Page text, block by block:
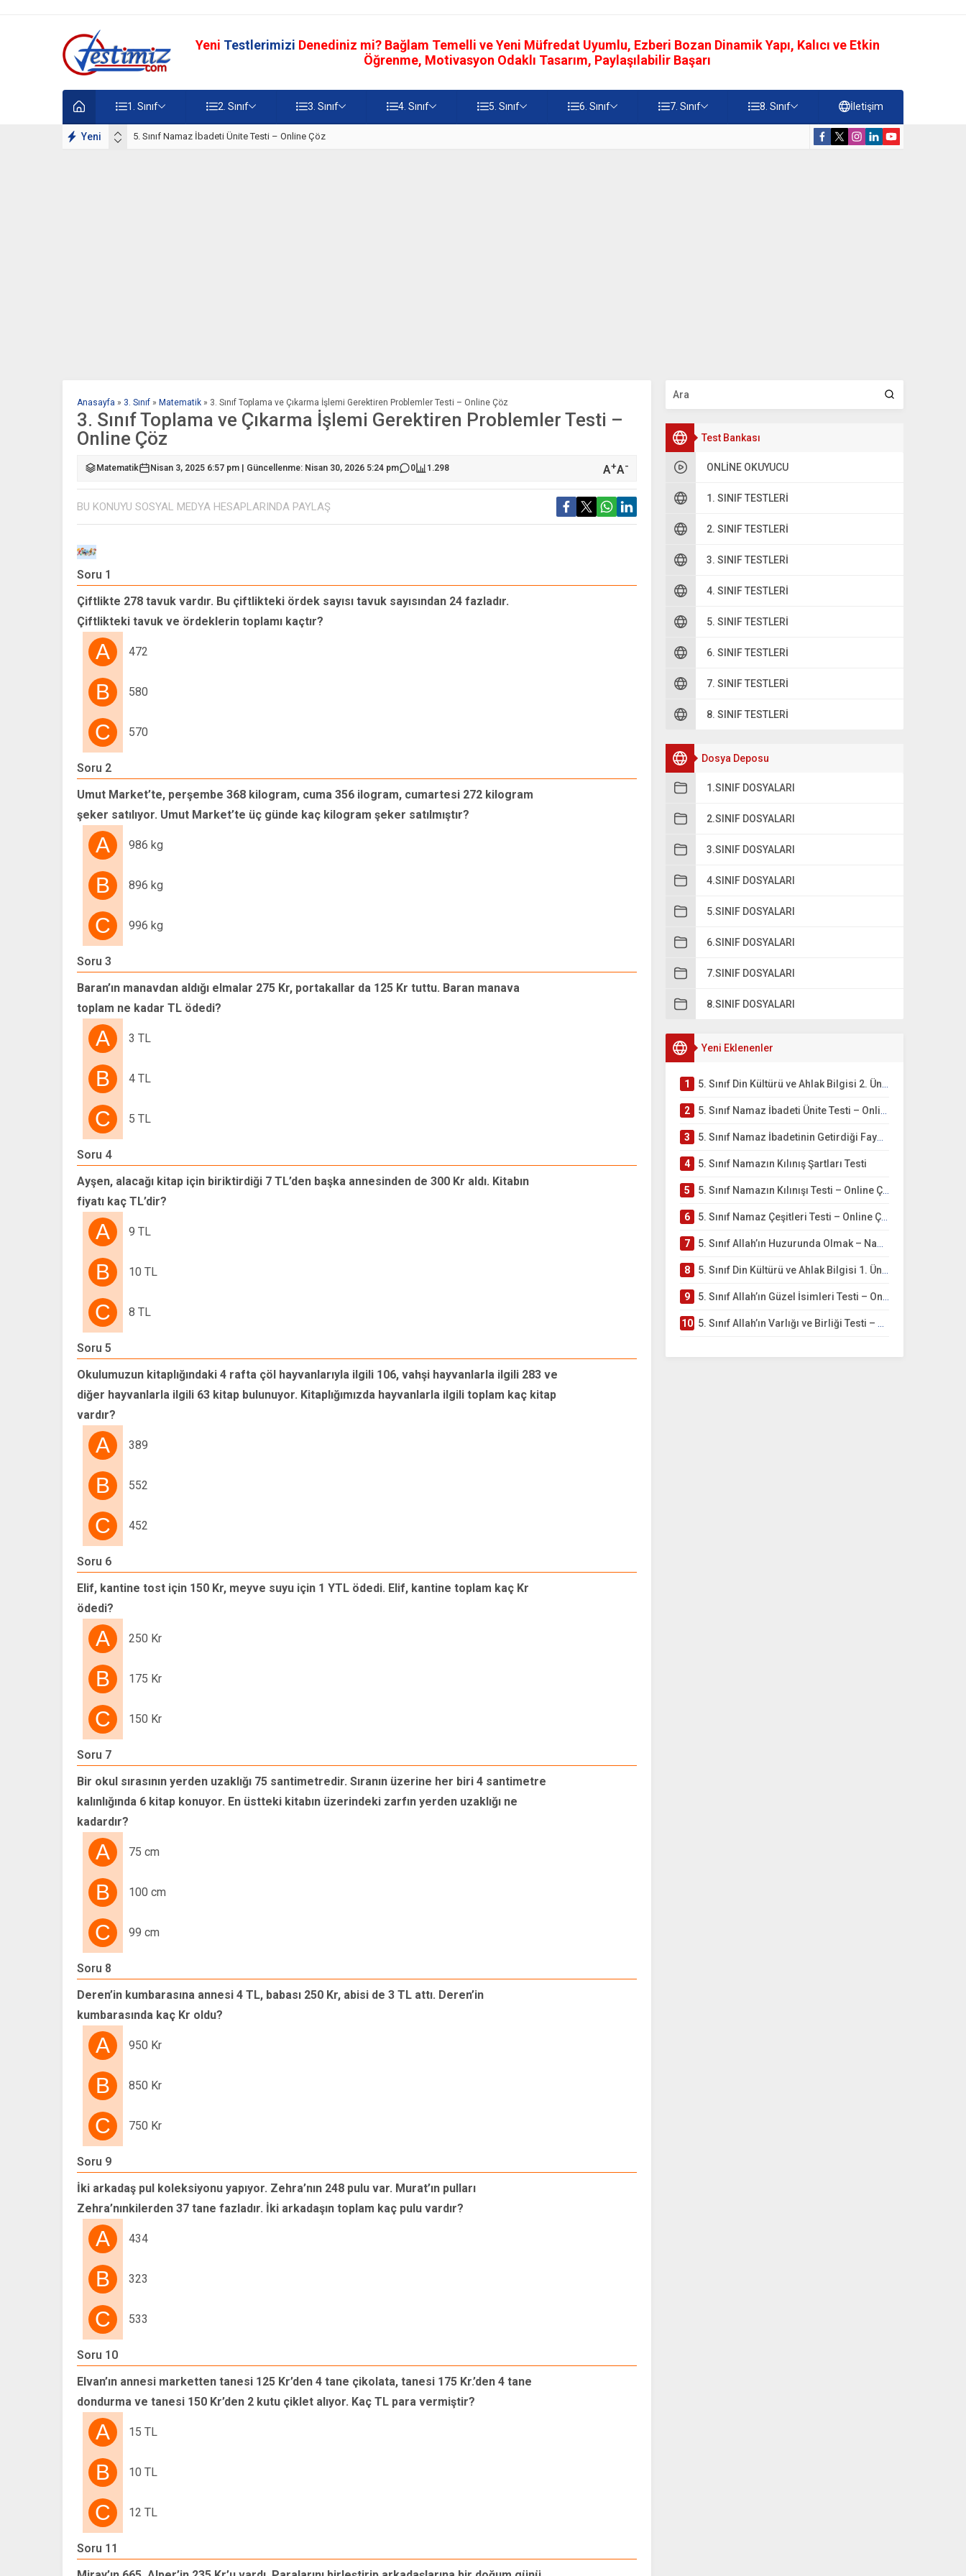
Yeni Testlerimizi Denediniz mi? Bağlam Temelli ve Yeni Müfredat Uyumlu, Ezberi Bozan Dinamik Yapı, Kalıcı ve Etkin
Öğrenme, Motivasyon Odaklı Tasarım, Paylaşılabilir Başarı
1. Sınıf 2. Sınıf 3. Sınıf 4. Sınıf 5. Sınıf 6. Sınıf 7. Sınıf 8. Sınıf İletişim
Yeni 5. Sınıf Namaz İbadeti Ünite Testi – Online Çöz
Test Bankası
ONLINE OKUYUCU
1. SINIF TESTLERI
2. SINIF TESTLERI
3. SINIF TESTLERI
4. SINIF TESTLERI
5. SINIF TESTLERI
6. SINIF TESTLERI
7. SINIF TESTLERI
8. SINIF TESTLERI
Dosya Deposu
1.SINIF DOSYALARI
2.SINIF DOSYALARI
3.SINIF DOSYALARI
4.SINIF DOSYALARI
5.SINIF DOSYALARI
6.SINIF DOSYALARI
7.SINIF DOSYALARI
8.SINIF DOSYALARI
Yeni Eklenenler
1 5. Sınıf Din Kültürü ve Ahlak Bilgisi 2. Ünite: Namaz İbadeti Çalışmaları
2 5. Sınıf Namaz İbadeti Ünite Testi – Online Çöz
3 5. Sınıf Namaz İbadetinin Getirdiği Faydalar Testi
4 5. Sınıf Namazın Kılınış Şartları Testi
5 5. Sınıf Namazın Kılınışı Testi – Online Çöz
6 5. Sınıf Namaz Çeşitleri Testi – Online Çöz
7 5. Sınıf Allah’ın Huzurunda Olmak – Namaz İbadeti Testi
8 5. Sınıf Din Kültürü ve Ahlak Bilgisi 1. Ünite: Allah İnancı Çalışmaları
9 5. Sınıf Allah’ın Güzel İsimleri Testi – Online Çöz
10 5. Sınıf Allah’ın Varlığı ve Birliği Testi – Online Çöz
Anasayfa » 3. Sınıf » Matematik » 3. Sınıf Toplama ve Çıkarma İşlemi Gerektiren Problemler Testi – Online Çöz
3. Sınıf Toplama ve Çıkarma İşlemi Gerektiren Problemler Testi –
Online Çöz
Matematik Nisan 3, 2025 6:57 pm | Güncellenme: Nisan 30, 2026 5:24 pm 0 1.298 A+A-
BU KONUYU SOSYAL MEDYA HESAPLARINDA PAYLAŞ
Soru 1
Çiftlikte 278 tavuk vardır. Bu çiftlikteki ördek sayısı tavuk sayısından 24 fazladır.
Çiftlikteki tavuk ve ördeklerin toplamı kaçtır?
A 472
B 580
C 570
Soru 2
Umut Market’te, perşembe 368 kilogram, cuma 356 ilogram, cumartesi 272 kilogram
şeker satılıyor. Umut Market’te üç günde kaç kilogram şeker satılmıştır?
A 986 kg
B 896 kg
C 996 kg
Soru 3
Baran’ın manavdan aldığı elmalar 275 Kr, portakallar da 125 Kr tuttu. Baran manava
toplam ne kadar TL ödedi?
A 3 TL
B 4 TL
C 5 TL
Soru 4
Ayşen, alacağı kitap için biriktirdiği 7 TL’den başka annesinden de 300 Kr aldı. Kitabın
fiyatı kaç TL’dir?
A 9 TL
B 10 TL
C 8 TL
Soru 5
Okulumuzun kitaplığındaki 4 rafta çöl hayvanlarıyla ilgili 106, vahşi hayvanlarla ilgili 283 ve
diğer hayvanlarla ilgili 63 kitap bulunuyor. Kitaplığımızda hayvanlarla ilgili toplam kaç kitap
vardır?
A 389
B 552
C 452
Soru 6
Elif, kantine tost için 150 Kr, meyve suyu için 1 YTL ödedi. Elif, kantine toplam kaç Kr
ödedi?
A 250 Kr
B 175 Kr
C 150 Kr
Soru 7
Bir okul sırasının yerden uzaklığı 75 santimetredir. Sıranın üzerine her biri 4 santimetre
kalınlığında 6 kitap konuyor. En üstteki kitabın üzerindeki zarfın yerden uzaklığı ne
kadardır?
A 75 cm
B 100 cm
C 99 cm
Soru 8
Deren’in kumbarasına annesi 4 TL, babası 250 Kr, abisi de 3 TL attı. Deren’in
kumbarasında kaç Kr oldu?
A 950 Kr
B 850 Kr
C 750 Kr
Soru 9
İki arkadaş pul koleksiyonu yapıyor. Zehra’nın 248 pulu var. Murat’ın pulları
Zehra’nınkilerden 37 tane fazladır. İki arkadaşın toplam kaç pulu vardır?
A 434
B 323
C 533
Soru 10
Elvan’ın annesi marketten tanesi 125 Kr’den 4 tane çikolata, tanesi 175 Kr.’den 4 tane
dondurma ve tanesi 150 Kr’den 2 kutu çiklet alıyor. Kaç TL para vermiştir?
A 15 TL
B 10 TL
C 12 TL
Soru 11